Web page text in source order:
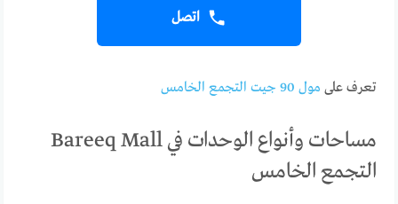
اتصل
تعرف على مول 90 جيت التجمع الخامس
مساحات وأنواع الوحدات في Bareeq Mall
التجمع الخامس